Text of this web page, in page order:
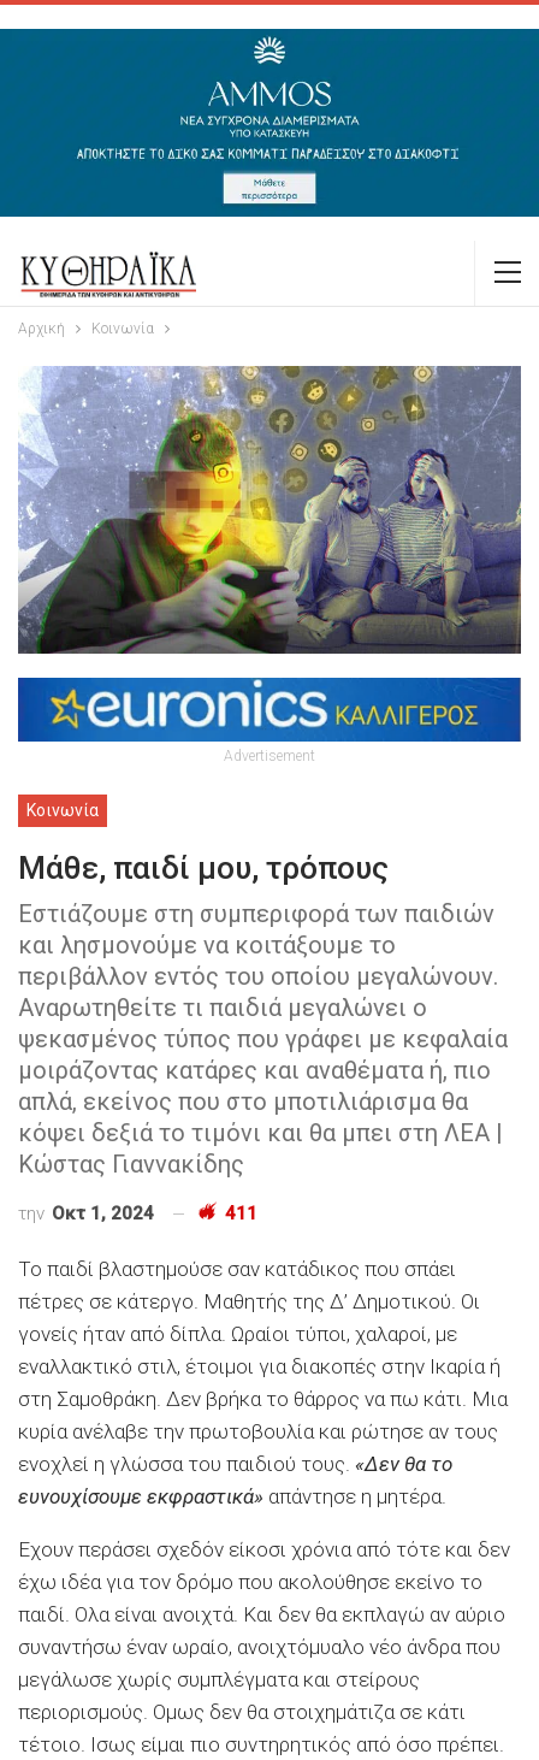
Αρχική Κοινωνία
Advertisement
Κοινωνία
Μάθε, παιδί μου, τρόπους
Εστιάζουμε στη συμπεριφορά των παιδιών
και λησμονούμε να κοιτάξουμε το
περιβάλλον εντός του οποίου μεγαλώνουν.
Αναρωτηθείτε τι παιδιά μεγαλώνει ο
ψεκασμένος τύπος που γράφει με κεφαλαία
μοιράζοντας κατάρες και αναθέματα ή, πιο
απλά, εκείνος που στο μποτιλιάρισμα θα
κόψει δεξιά το τιμόνι και θα μπει στη ΛΕΑ |
Κώστας Γιαννακίδης
την Οκτ 1, 2024 411
Το παιδί βλαστημούσε σαν κατάδικος που σπάει
πέτρες σε κάτεργο. Μαθητής της Δ’ Δημοτικού. Οι
γονείς ήταν από δίπλα. Ωραίοι τύποι, χαλαροί, με
εναλλακτικό στιλ, έτοιμοι για διακοπές στην Ικαρία ή
στη Σαμοθράκη. Δεν βρήκα το θάρρος να πω κάτι. Μια
κυρία ανέλαβε την πρωτοβουλία και ρώτησε αν τους
ενοχλεί η γλώσσα του παιδιού τους. «Δεν θα το
ευνουχίσουμε εκφραστικά» απάντησε η μητέρα.
Εχουν περάσει σχεδόν είκοσι χρόνια από τότε και δεν
έχω ιδέα για τον δρόμο που ακολούθησε εκείνο το
παιδί. Ολα είναι ανοιχτά. Και δεν θα εκπλαγώ αν αύριο
συναντήσω έναν ωραίο, ανοιχτόμυαλο νέο άνδρα που
μεγάλωσε χωρίς συμπλέγματα και στείρους
περιορισμούς. Ομως δεν θα στοιχημάτιζα σε κάτι
τέτοιο. Ισως είμαι πιο συντηρητικός από όσο πρέπει.